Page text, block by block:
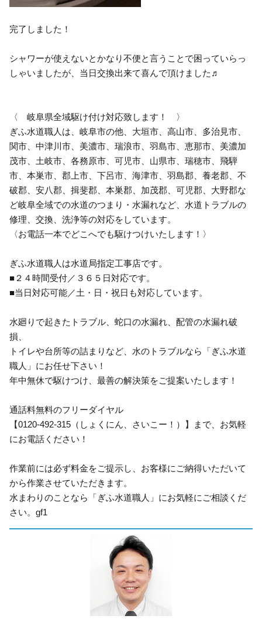
完了しました！
シャワーが使えないとかなり不便と言うことで困っていらっ
しゃいましたが、当日交換出来て喜んで頂けました♬
〈 岐阜県全域駆け付け対応致します！ 〉
ぎふ水道職人は、岐阜市の他、大垣市、高山市、多治見市、
関市、中津川市、美濃市、瑞浪市、羽島市、恵那市、美濃加
茂市、土岐市、各務原市、可児市、山県市、瑞穂市、飛騨
市、本巣市、郡上市、下呂市、海津市、羽島郡、養老郡、不
破郡、安八郡、揖斐郡、本巣郡、加茂郡、可児郡、大野郡な
ど岐阜全域での水道のつまり・水漏れなど、水道トラブルの
修理、交換、洗浄等の対応をしています。
〈お電話一本でどこへでも駆けつけいたします！〉
ぎふ水道職人は水道局指定工事店です。
■２４時間受付／３６５日対応です。
■当日対応可能／土・日・祝日も対応しています。
水廻りで起きたトラブル、蛇口の水漏れ、配管の水漏れ破
損、
トイレや台所等の詰まりなど、水のトラブルなら「ぎふ水道
職人」にお任せ下さい！
年中無休で駆けつけ、最善の解決策をご提案いたします！
通話料無料のフリーダイヤル
【0120-492-315（しょくにん、さいこー！）】まで、お気軽
にお電話ください！
作業前には必ず料金をご提示し、お客様にご納得いただいて
から作業させていただきます。
水まわりのことなら「ぎふ水道職人」にお気軽にご相談くだ
さい。gf1